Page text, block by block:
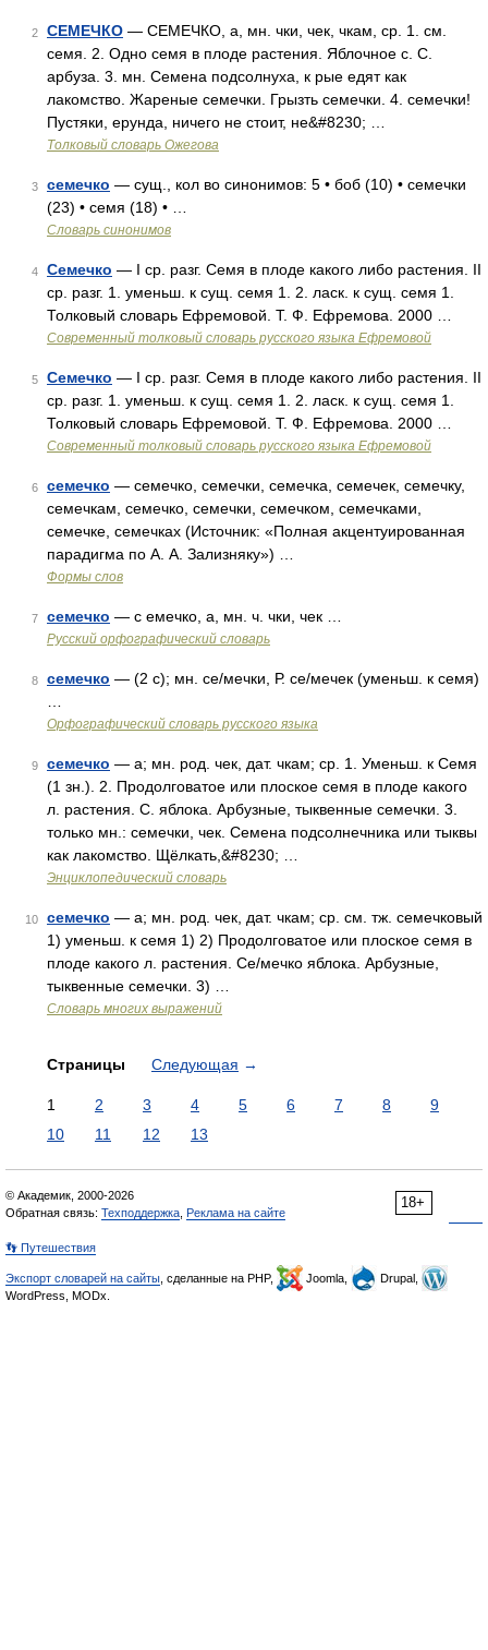
2 СЕМЕЧКО — СЕМЕЧКО, а, мн. чки, чек, чкам, ср. 1. см.
семя. 2. Одно семя в плоде растения. Яблочное с. С.
арбуза. 3. мн. Семена подсолнуха, к рые едят как
лакомство. Жареные семечки. Грызть семечки. 4. семечки!
Пустяки, ерунда, ничего не стоит, не&#8230; …
Толковый словарь Ожегова
3 семечко — сущ., кол во синонимов: 5 • боб (10) • семечки
(23) • семя (18) • …
Словарь синонимов
4 Семечко — I ср. разг. Семя в плоде какого либо растения. II
ср. разг. 1. уменьш. к сущ. семя 1. 2. ласк. к сущ. семя 1.
Толковый словарь Ефремовой. Т. Ф. Ефремова. 2000 …
Современный толковый словарь русского языка Ефремовой
5 Семечко — I ср. разг. Семя в плоде какого либо растения. II
ср. разг. 1. уменьш. к сущ. семя 1. 2. ласк. к сущ. семя 1.
Толковый словарь Ефремовой. Т. Ф. Ефремова. 2000 …
Современный толковый словарь русского языка Ефремовой
6 семечко — семечко, семечки, семечка, семечек, семечку,
семечкам, семечко, семечки, семечком, семечками,
семечке, семечках (Источник: «Полная акцентуированная
парадигма по А. А. Зализняку») …
Формы слов
7 семечко — с емечко, а, мн. ч. чки, чек …
Русский орфографический словарь
8 семечко — (2 с); мн. се/мечки, Р. се/мечек (уменьш. к семя)
Орфографический словарь русского языка
9 семечко — а; мн. род. чек, дат. чкам; ср. 1. Уменьш. к Семя
(1 зн.). 2. Продолговатое или плоское семя в плоде какого
л. растения. С. яблока. Арбузные, тыквенные семечки. 3.
только мн.: семечки, чек. Семена подсолнечника или тыквы
как лакомство. Щёлкать,&#8230; …
Энциклопедический словарь
10 семечко — а; мн. род. чек, дат. чкам; ср. см. тж. семечковый
1) уменьш. к семя 1) 2) Продолговатое или плоское семя в
плоде какого л. растения. Се/мечко яблока. Арбузные,
тыквенные семечки. 3) …
Словарь многих выражений
Страницы Следующая →
1 2 3 4 5 6 7 8
9
10
11 12 13
18+
© Академик, 2000-2026
Обратная связь: Техподдержка Реклама на сайте
👣 Путешествия
Экспорт словарей на сайты , сделанные на PHP, Joomla,
Drupal,
WordPress, MODx.